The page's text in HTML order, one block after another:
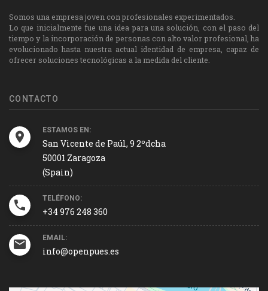
Somos una empresa joven con profesionales experimentados.
Lo que inicialmente fue una idea para una solución, con el paso del
tiempo y la incorporación de personas con alto valor profesional, ha
evolucionado hasta nuestra actual identidad de empresa, capaz de
ofrecer soluciones tecnológicas a la medida del cliente.
CONTACTO
ESTAMOS EN:
San Vicente de Paúl, 9 2ºdcha
50001 Zaragoza
(Spain)
TELÉFONO:
+34 976 248 360
EMAIL:
info@openpues.es